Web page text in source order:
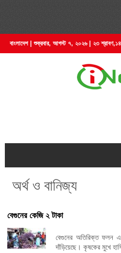
বাংলাদেশ | শুক্রবার, আগস্ট ৭, ২০২৬ | ২৩
অর্থ ও বানিজ্য
বেগুনের কেজি ২ টাকা
বেগুনের অতিরিক্ত ফলন
দাঁড়িয়েছে। কৃষকের মুখে